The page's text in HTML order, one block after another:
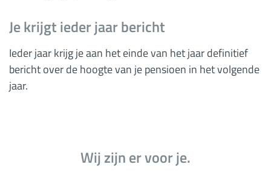
Je krijgt ieder jaar bericht
Ieder jaar krijg je aan het einde van het jaar definitief
bericht over de hoogte van je pensioen in het volgende
jaar.
Wij zijn er voor je.